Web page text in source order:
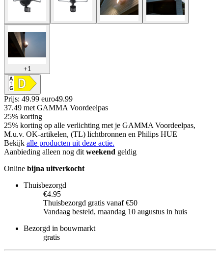
+1
Prijs: 49.99 euro49.99
37.49 met GAMMA Voordeelpas
25% korting
25% korting op alle verlichting met je GAMMA Voordeelpas,
M.u.v. OK-artikelen, (TL) lichtbronnen en Philips HUE
Bekijk alle producten uit deze actie.
Aanbieding alleen nog dit weekend geldig
Online bijna uitverkocht
Thuisbezorgd
€4.95
Thuisbezorgd gratis vanaf €50
Vandaag besteld, maandag 10 augustus in huis
Bezorgd in bouwmarkt
gratis